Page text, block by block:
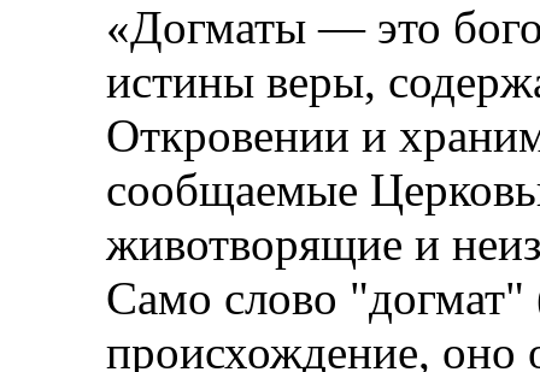
«Догматы — это
истины веры,
Откровении и
сообщаемые
животворящие и
Само слово "догмат"
происхождение, оно